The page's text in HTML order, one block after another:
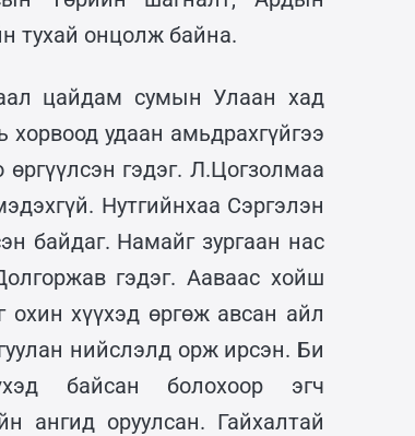
тухай онцолж байна.
цайдам сумын Улаан хад
удаан амьдрахгүйгээ
гэдэг. Л.Цогзолмаа
Нутгийнхаа Сэргэлэн
байдаг. Намайг зургаан нас
гэдэг. Ааваас хойш
хүүхэд өргөж авсан айл
нийслэлд орж ирсэн. Би
байсан болохоор эгч
ангид оруулсан. Гайхалтай